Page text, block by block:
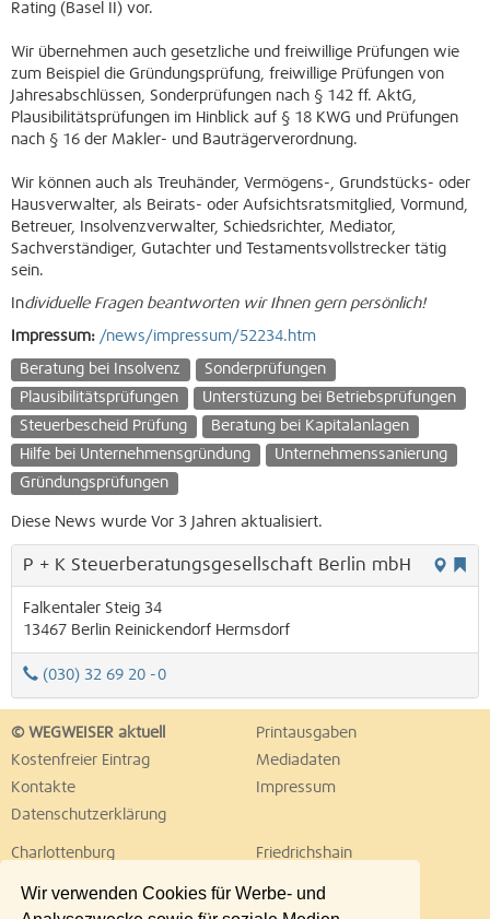
Wir verwenden Cookies für Werbe- und
Rating (Basel II) vor.
Wir übernehmen auch gesetzliche und freiwillige Prüfungen wie
zum Beispiel die Gründungsprüfung, freiwillige Prüfungen von
Jahresabschlüssen, Sonderprüfungen nach § 142 ff. AktG,
Plausibilitätsprüfungen im Hinblick auf § 18 KWG und Prüfungen
nach § 16 der Makler- und Bauträgerverordnung.
Wir können auch als Treuhänder, Vermögens-, Grundstücks- oder
Hausverwalter, als Beirats- oder Aufsichtsratsmitglied, Vormund,
Betreuer, Insolvenzverwalter, Schiedsrichter, Mediator,
Sachverständiger, Gutachter und Testamentsvollstrecker tätig
sein.
Individuelle Fragen beantworten wir Ihnen gern persönlich!
Impressum: /news/impressum/52234.htm
Beratung bei Insolvenz
Sonderprüfungen
Plausibilitätsprüfungen
Unterstüzung bei Betriebsprüfungen
Steuerbescheid Prüfung
Beratung bei Kapitalanlagen
Hilfe bei Unternehmensgründung
Unternehmenssanierung
Gründungsprüfungen
Diese News wurde Vor 3 Jahren aktualisiert.
P + K Steuerberatungsgesellschaft Berlin mbH
Falkentaler Steig 34
13467 Berlin Reinickendorf Hermsdorf
(030) 32 69 20 -0
© WEGWEISER aktuell
Printausgaben
Kostenfreier Eintrag
Mediadaten
Kontakte
Impressum
Datenschutzerklärung
Charlottenburg
Friedrichshain